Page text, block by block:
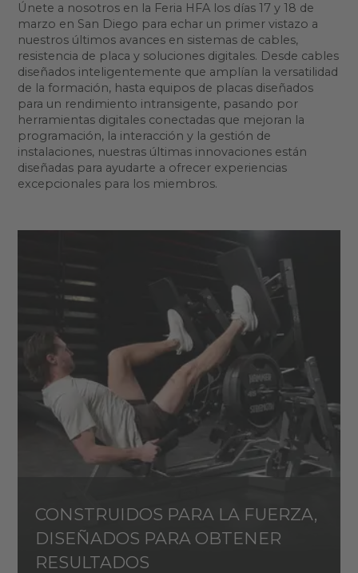
Únete a nosotros en la Feria HFA los días 17 y 18 de
marzo en San Diego para echar un primer vistazo a
nuestros últimos avances en sistemas de cables,
resistencia de placa y soluciones digitales. Desde cables
diseñados inteligentemente que amplían la versatilidad
de la formación, hasta equipos de placas diseñados
para un rendimiento intransigente, pasando por
herramientas digitales conectadas que mejoran la
programación, la interacción y la gestión de
instalaciones, nuestras últimas innovaciones están
diseñadas para ayudarte a ofrecer experiencias
excepcionales para los miembros.
CONSTRUIDOS PARA LA FUERZA,
DISEÑADOS PARA OBTENER
RESULTADOS